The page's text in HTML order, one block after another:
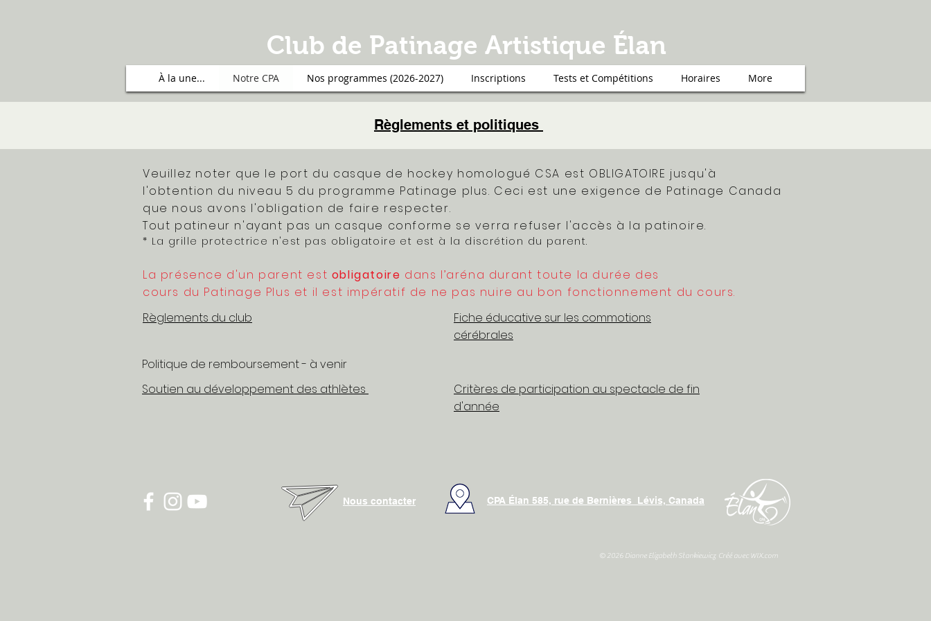
Club de Patinage Artistique Élan
À la une... Notre CPA Nos programmes (2026-2027) Inscriptions Tests et Compétitions Horaires More
Règlements et politiques
Veuillez noter que le port du casque de hockey homologué CSA est OBLIGATOIRE jusqu'à
l'obtention du niveau 5 du programme Patinage plus. Ceci est une exigence de Patinage Canada
que nous avons l'obligation de faire respecter.
Tout patineur n'ayant pas un casque conforme se verra refuser l'accès à la patinoire.
* La grille protectrice n'est pas obligatoire et est à la discrétion du parent.
La présence d'un parent est obligatoire dans l’aréna durant toute la durée des
cours du Patinage Plus et il est impératif de ne pas nuire au bon fonctionnement du cours.
Règlements du club
Fiche éducative sur les commotions
cérébrales
Politique de remboursement - à venir
Soutien au développement des athlètes
Critères de participation au spectacle de fin
d'année
Nous contacter CPA Élan 585, rue de Bernières Lévis, Canada
© 2026 Dianne Elizabeth Stankiewicz Créé avec WIX.com